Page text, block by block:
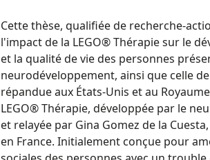
Cette thèse, qualifiée de recherche-
l'impact de la LEGO® Thérapie sur le
et la qualité de vie des personnes
neurodéveloppement, ainsi que celle
répandue aux États-Unis et au
LEGO® Thérapie, développée par le
et relayée par Gina Gomez de la
en France. Initialement conçue pour